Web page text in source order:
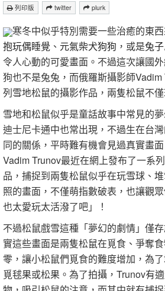
列印版 twitter plurk
寒冬中似乎特別需要一些治癒的東
抱玩偶睡覺 、 元氣柴犬狗狗 ，或是兔
令人心動的可愛畫面。不過這次讓國
狗也不是兔兔，而俄羅斯攝影師
列雪地松鼠的攝影作品，兩隻松鼠不
雪地和松鼠似乎是童話故事中常見的
迪士尼卡通中也常出現，不過生在台
同的關係，平時難有機會見過真實畫
Vadim Trunov最近在網上發布了一系
品，捕捉到兩隻松鼠似乎在玩雪球、
照的畫面，不僅萌指數破表，也讓觀
也太愛玩太活潑了吧」！
不過松鼠戲雪這種「夢幻的劇情」僅
實這些畫面是兩隻松鼠在覓食、爭奪
零，讓小松鼠們覓食的難度增加，為
覓毬果或松果。為了拍攝，Trunov有